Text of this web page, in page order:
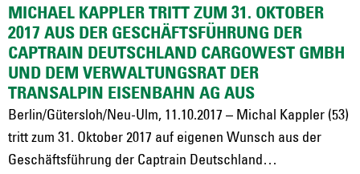
MICHAEL KAPPLER TRITT ZUM 31. OKTOBER
2017 AUS DER GESCHÄFTSFÜHRUNG DER
CAPTRAIN DEUTSCHLAND CARGOWEST GMBH
UND DEM VERWALTUNGSRAT DER
TRANSALPIN EISENBAHN AG AUS
Berlin/Gütersloh/Neu-Ulm, 11.10.2017 – Michal Kappler (53)
tritt zum 31. Oktober 2017 auf eigenen Wunsch aus der
Geschäftsführung der Captrain Deutschland…